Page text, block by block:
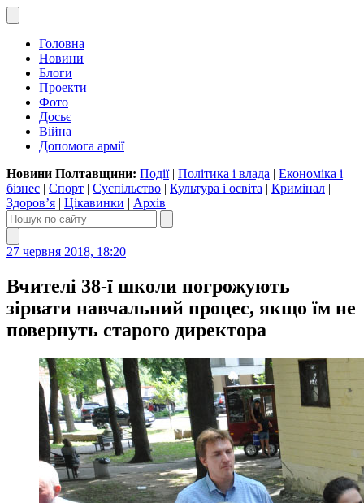
Головна
Новини
Блоги
Проекти
Фото
Досьє
Війна
Допомога армії
Новини Полтавщини: Події| Політика і влада | Економіка і
бізнес | Спорт | Суспільство | Культура і освіта | Кримінал |
Здоров’я | Цікавинки | Архів
27 червня 2018, 18:20
Вчителі 38-ї школи погрожують
зірвати навчальний процес, якщо їм не
повернуть старого директора